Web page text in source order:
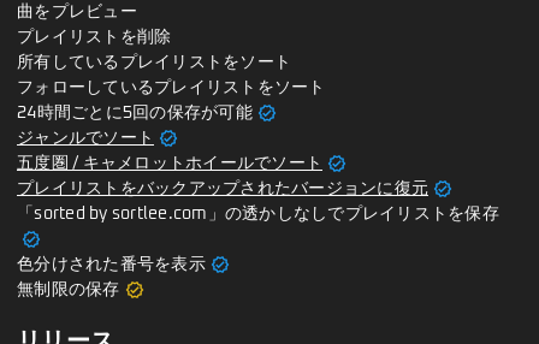
曲をプレビュー
プレイリストを削除
所有しているプレイリストをソート
フォローしているプレイリストをソート
24時間ごとに5回の保存が可能 verified
ジャンルでソート verified
五度圏 / キャメロットホイールでソート verified
プレイリストをバックアップされたバージョンに復元 verified
「sorted by sortlee.com」の透かしなしでプレイリストを保存
verified
色分けされた番号を表示 verified
無制限の保存 verified